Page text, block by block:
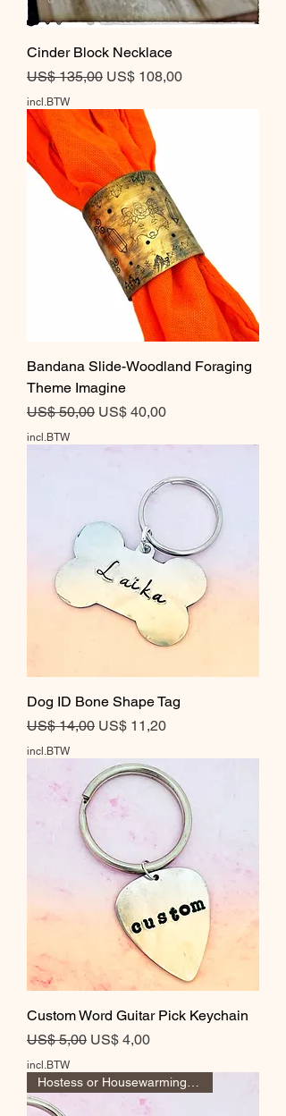
Cinder Block Necklace
Normale prijs
US$ 135,00 Verkoopprijs
US$ 108,00
incl.BTW
Bandana Slide-Woodland Foraging
Theme Imagine
Normale prijs
US$ 50,00 Verkoopprijs
US$ 40,00
incl.BTW
Dog ID Bone Shape Tag
Normale prijs
US$ 14,00 Verkoopprijs
US$ 11,20
incl.BTW
Custom Word Guitar Pick Keychain
Normale prijs
US$ 5,00 Verkoopprijs
US$ 4,00
incl.BTW